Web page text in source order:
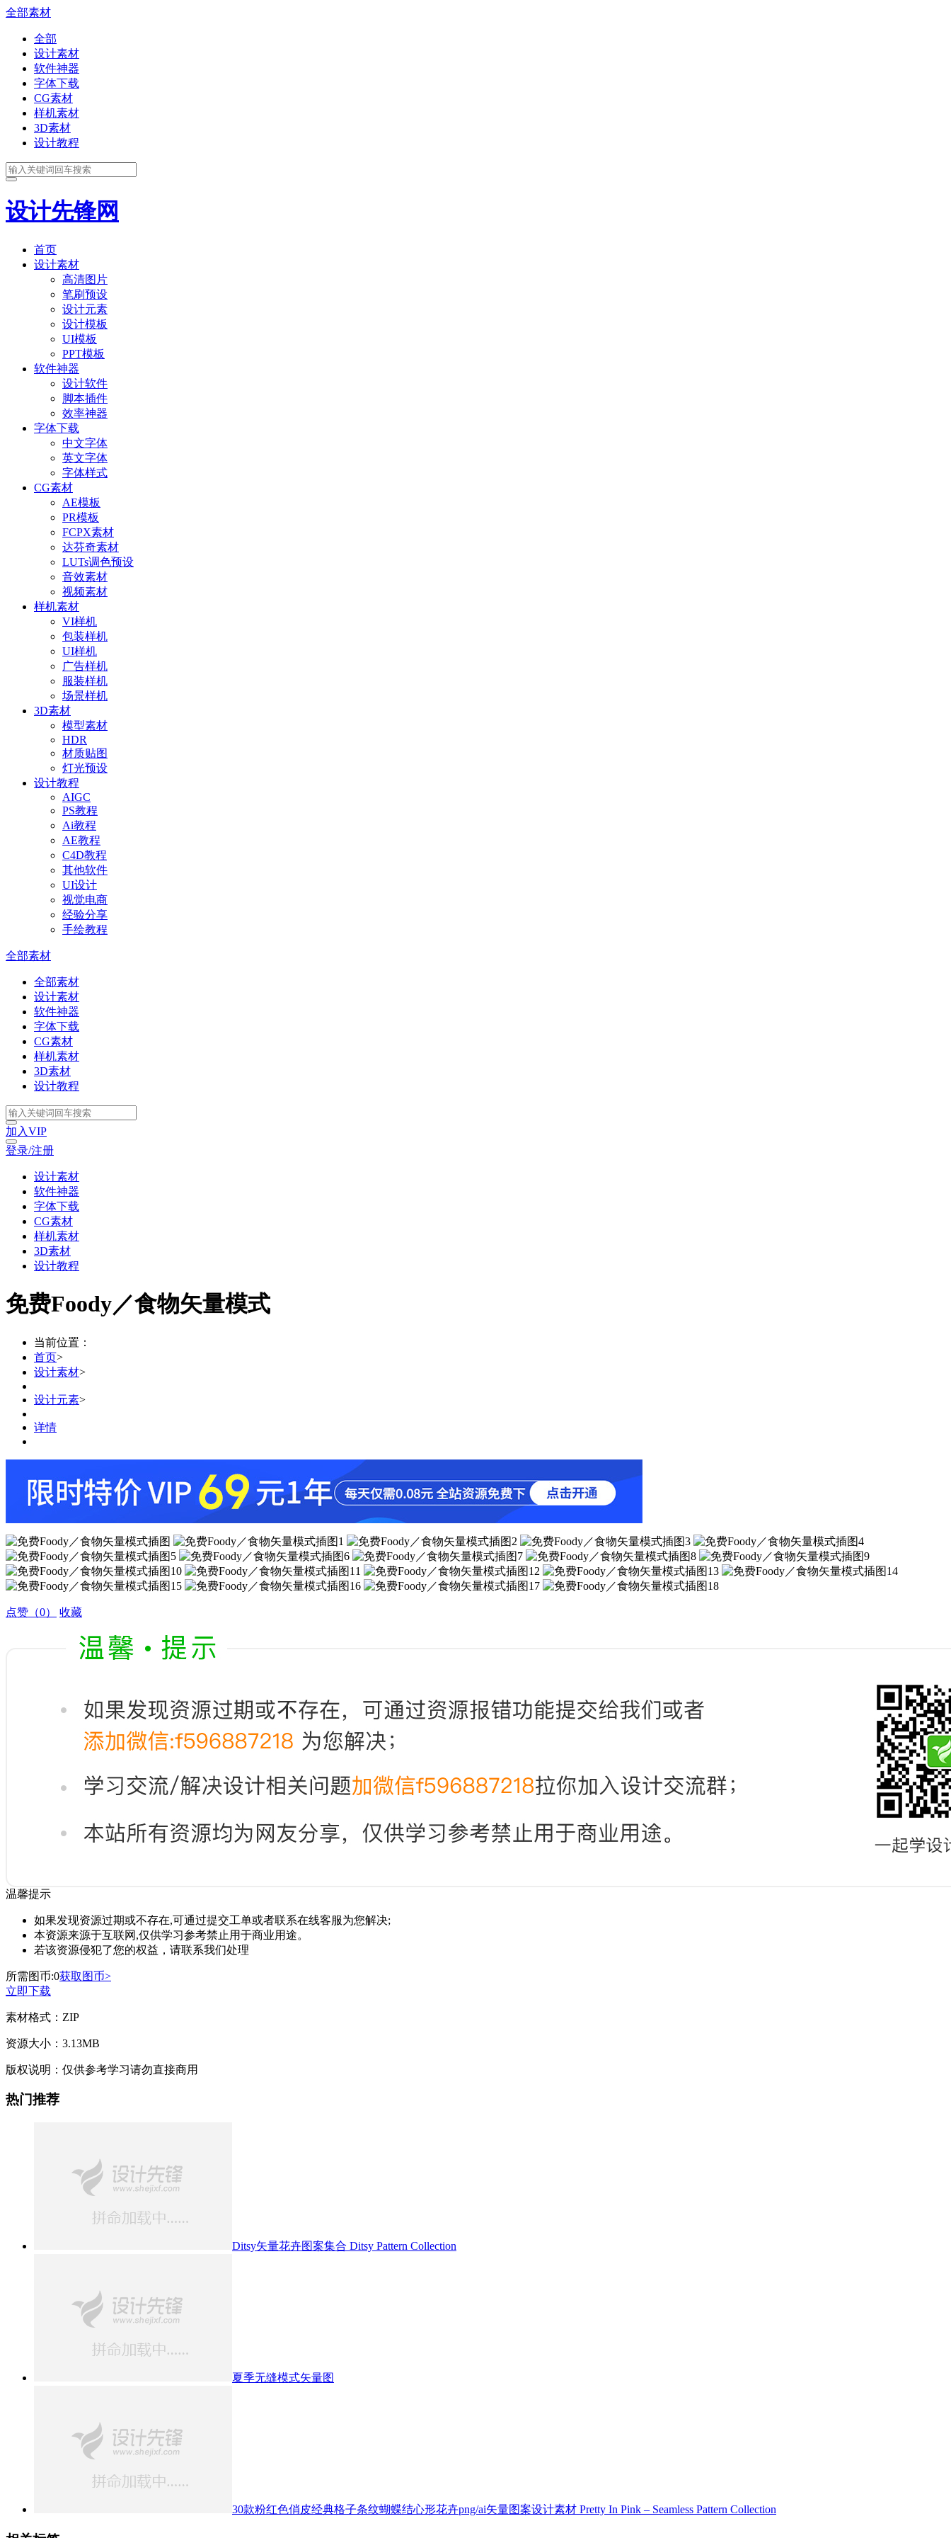
全部素材
全部
设计素材
软件神器
字体下载
CG素材
样机素材
3D素材
设计教程
设计先锋网
首页
设计素材
高清图片
笔刷预设
设计元素
设计模板
UI模板
PPT模板
软件神器
设计软件
脚本插件
效率神器
字体下载
中文字体
英文字体
字体样式
CG素材
AE模板
PR模板
FCPX素材
达芬奇素材
LUTs调色预设
音效素材
视频素材
样机素材
VI样机
包装样机
UI样机
广告样机
服装样机
场景样机
3D素材
模型素材
HDR
材质贴图
灯光预设
设计教程
AIGC
PS教程
Ai教程
AE教程
C4D教程
其他软件
UI设计
视觉电商
经验分享
手绘教程
全部素材
全部素材
设计素材
软件神器
字体下载
CG素材
样机素材
3D素材
设计教程
加入VIP
登录/注册
设计素材
软件神器
字体下载
CG素材
样机素材
3D素材
设计教程
免费Foody／食物矢量模式
当前位置：
首页>
设计素材>
设计元素>
详情
点赞 （0） 收藏
温馨提示
如果发现资源过期或不存在,可通过提交工单或者联系在线客服为您解决;
本资源来源于互联网,仅供学习参考禁止用于商业用途。
若该资源侵犯了您的权益，请联系我们处理
所需图币:0获取图币>
立即下载
素材格式： ZIP
资源大小： 3.13MB
版权说明： 仅供参考学习请勿直接商用
热门推荐
Ditsy矢量花卉图案集合 Ditsy Pattern Collection
夏季无缝模式矢量图
30款粉红色俏皮经典格子条纹蝴蝶结心形花卉png/ai矢量图案设计素材 Pretty In Pink – Seamless Pattern Collection